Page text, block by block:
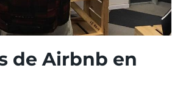
de Airbnb en